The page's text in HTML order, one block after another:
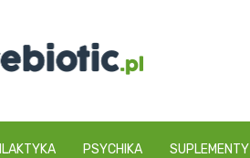
PSYCHIKA SUPLEMENTY